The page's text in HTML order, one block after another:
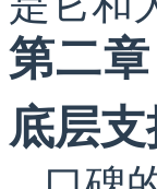
第二
底层